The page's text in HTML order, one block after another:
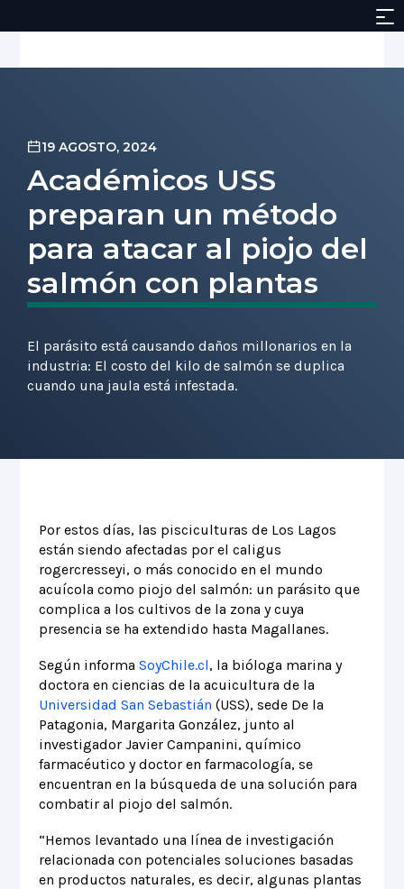
19 AGOSTO, 2024
Académicos USS
preparan un método
para atacar al piojo del
salmón con plantas
El parásito está causando daños millonarios en la
industria: El costo del kilo de salmón se duplica
cuando una jaula está infestada.
Por estos días, las pisciculturas de Los Lagos
están siendo afectadas por el caligus
rogercresseyi, o más conocido en el mundo
acuícola como piojo del salmón: un parásito que
complica a los cultivos de la zona y cuya
presencia se ha extendido hasta Magallanes.
Según informa SoyChile.cl, la bióloga marina y
doctora en ciencias de la acuicultura de la
Universidad San Sebastián (USS), sede De la
Patagonia, Margarita González, junto al
investigador Javier Campanini, químico
farmacéutico y doctor en farmacología, se
encuentran en la búsqueda de una solución para
combatir al piojo del salmón.
“Hemos levantado una línea de investigación
relacionada con potenciales soluciones basadas
en productos naturales, es decir, algunas plantas